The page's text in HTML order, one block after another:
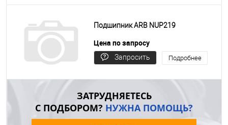
Подшипник ARB NUP219
Цена по запросу
Запросить
Подробнее
ЗАТРУДНЯЕТЕСЬ
С ПОДБОРОМ? НУЖНА ПОМОЩЬ?